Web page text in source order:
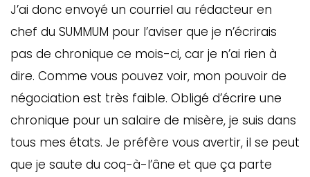
J’ai donc envoyé un courriel au rédacteur en
chef du SUMMUM pour l’aviser que je n’écrirais
pas de chronique ce mois-ci, car je n’ai rien à
dire. Comme vous pouvez voir, mon pouvoir de
négociation est très faible. Obligé d’écrire une
chronique pour un salaire de misère, je suis dans
tous mes états. Je préfère vous avertir, il se peut
que je saute du coq-à-l’âne et que ça parte